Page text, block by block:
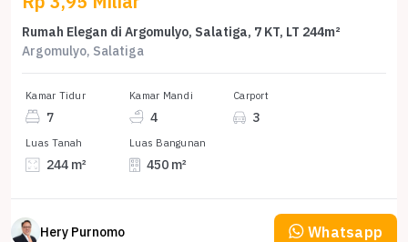
Rumah Elegan di Argomulyo, Salatiga, 7 KT, LT 244m²
Argomulyo, Salatiga
Kamar Tidur
7
Kamar Mandi
4
Carport
3
Luas Tanah
244 m²
Luas Bangunan
450 m²
Hery Purnomo Whatsapp